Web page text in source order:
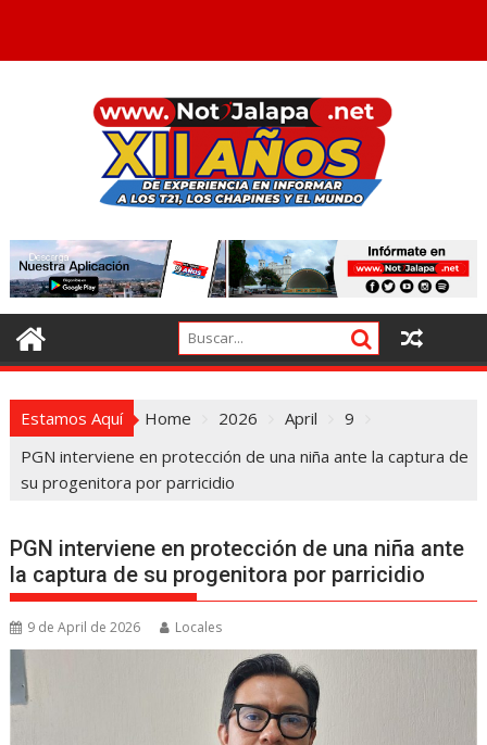
Estamos Aquí Home 2026 April
9
PGN interviene en protección de una niña ante la captura de
su progenitora por parricidio
PGN interviene en protección de una niña ante
la captura de su progenitora por parricidio
9 de April de 2026 Locales